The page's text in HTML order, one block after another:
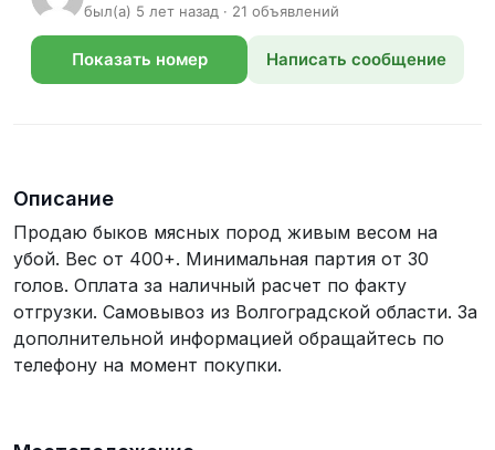
был(а) 5 лет назад · 21 объявлений
Показать номер Написать сообщение
Описание
Продаю быков мясных пород живым весом на
убой. Вес от 400+. Минимальная партия от 30
голов. Оплата за наличный расчет по факту
отгрузки. Самовывоз из Волгоградской области. За
дополнительной информацией обращайтесь по
телефону на момент покупки.